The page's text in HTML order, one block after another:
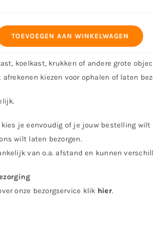
TOEVOEGEN AAN WINKELWAGEN
koelkast, krukken of andere grote
kiezen voor ophalen of laten
je eenvoudig of je jouw bestelling wilt
wilt laten bezorgen.
van o.a. afstand en kunnen
onze bezorgservice klik hier.